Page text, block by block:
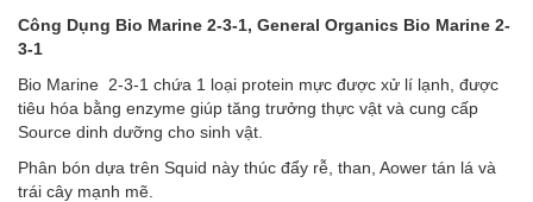
Công Dụng Bio Marine 2-3-1, General Organics Bio Marine 2-
3-1
Bio Marine 2-3-1 chứa 1 loại protein mực được xử lí lạnh, được
tiêu hóa bằng enzyme giúp tăng trưởng thực vật và cung cấp
Source dinh dưỡng cho sinh vật.
Phân bón dựa trên Squid này thúc đẩy rễ, than, Aower tán lá và
trái cây mạnh mẽ.